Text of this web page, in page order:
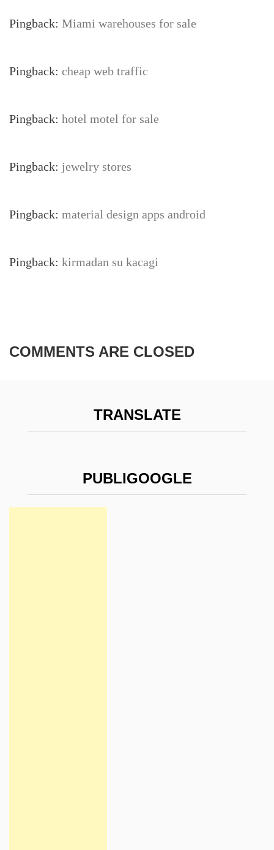
Pingback: Miami warehouses for sale
Pingback: cheap web traffic
Pingback: hotel motel for sale
Pingback: jewelry stores
Pingback: material design apps android
Pingback: kirmadan su kacagi
COMMENTS ARE CLOSED
TRANSLATE
PUBLIGOOGLE